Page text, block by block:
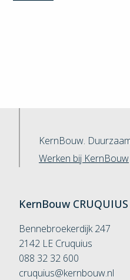
KernBouw.
Werken bij KernBouw
KernBouw CRUQUIUS
Bennebroekerdijk 247
2142 LE Cruquius
088 32 32 600
cruquius@kernbouw.nl